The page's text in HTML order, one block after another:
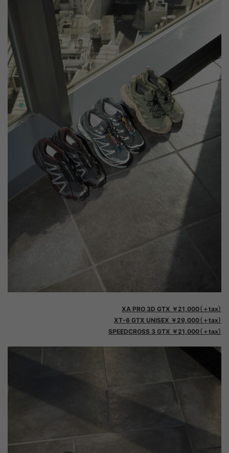
XA PRO 3D GTX ￥21,000（＋tax）
XT-6 GTX UNISEX ￥29,000（＋tax）
SPEEDCROSS 3 GTX ￥21,000（＋tax）